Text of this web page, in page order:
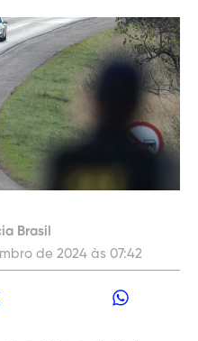
Brasil
de 2024 às 07:42